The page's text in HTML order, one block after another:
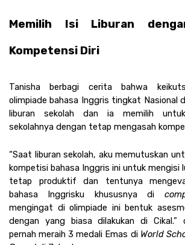
Memilih Isi Liburan
Kompetensi Diri
Tanisha berbagi cerita bahwa
olimpiade bahasa Inggris tingkat Nasional
liburan sekolah dan ia memilih
sekolahnya dengan tetap mengasah
“Saat liburan sekolah, aku memutuskan
kompetisi bahasa Inggris ini untuk mengisi
tetap produktif dan tentunya
bahasa Inggrisku khususnya di
mengingat di olimpiade ini bentuk
dengan yang biasa dilakukan di
pernah meraih 3 medali Emas di World